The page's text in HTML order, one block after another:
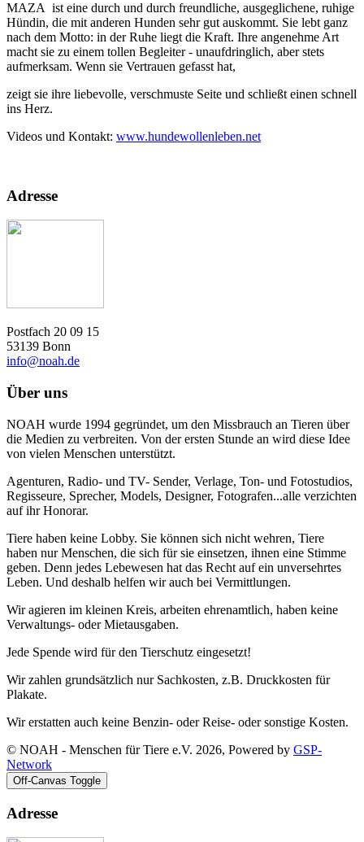
MAZA ist eine durch und durch freundliche, ausgeglichene, ruhige
Hündin, die mit anderen Hunden sehr gut auskommt. Sie lebt ganz
nach dem Motto: in der Ruhe liegt die Kraft. Ihre angenehme Art
macht sie zu einem tollen Begleiter - unaufdringlich, aber stets
aufmerksam. Wenn sie Vertrauen gefasst hat,
zeigt sie ihre liebevolle, verschmuste Seite und schließt einen schnell
ins Herz.
Videos und Kontakt: www.hundewollenleben.net
Adresse
Postfach 20 09 15
53139 Bonn
info@noah.de
Über uns
NOAH wurde 1994 gegründet, um den Missbrauch an Tieren über
die Medien zu verbreiten. Von der ersten Stunde an wird diese Idee
von vielen Menschen unterstützt.
Agenturen, Radio- und TV- Sender, Verlage, Ton- und Fotostudios,
Regisseure, Sprecher, Models, Designer, Fotografen...alle verzichten
auf ihr Honorar.
Tiere haben keine Lobby. Sie können sich nicht wehren, Tiere
haben nur Menschen, die sich für sie einsetzen, ihnen eine Stimme
geben. Denn jedes Lebewesen hat das Recht auf ein unversehrtes
Leben. Und deshalb helfen wir auch bei Vermittlungen.
Wir agieren im kleinen Kreis, arbeiten ehrenamtlich, haben keine
Verwaltungs- oder Mietausgaben.
Jede Spende wird für den Tierschutz eingesetzt!
Wir zahlen grundsätzlich nur Sachkosten, z.B. Druckkosten für
Plakate.
Wir erstatten auch keine Benzin- oder Reise- oder sonstige Kosten.
© NOAH - Menschen für Tiere e.V. 2026, Powered by GSP-
Network
Off-Canvas Toggle
Adresse